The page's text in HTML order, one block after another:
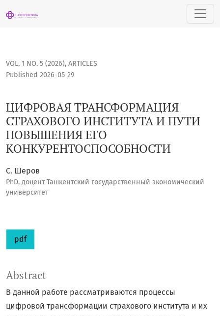
ЦИФРОВАЯ ТРАНСФОРМАЦИЯ СТРАХОВОГО ИНСТИТУТА
VOL. 1 NO. 5 (2026), ARTICLES
ЦИФРОВАЯ ТРАНСФОРМАЦИЯ
СТРАХОВОГО ИНСТИТУТА И ПУТИ
ПОВЫШЕНИЯ ЕГО
КОНКУРЕНТОСПОСОБНОСТИ
Published 2026-05-29
С. Шеров
PhD, доцент Ташкентский государственный экономический
университет
pdf
Abstract
В данной работе рассматриваются процессы
цифровой трансформации страхового института и их